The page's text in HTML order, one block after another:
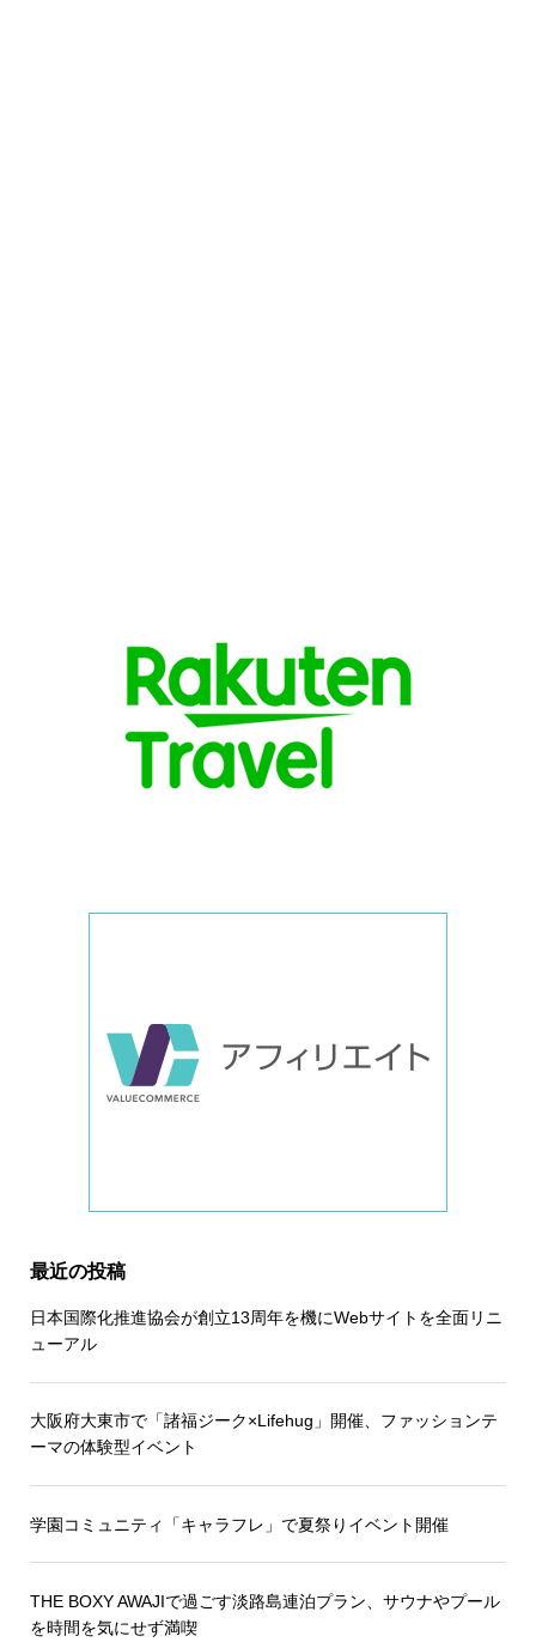
最近の投稿
日本国際化推進協会が創立13周年を機にWebサイトを全面リニ
ューアル
大阪府大東市で「諸福ジーク×Lifehug」開催、ファッションテ
ーマの体験型イベント
学園コミュニティ「キャラフレ」で夏祭りイベント開催
THE BOXY AWAJIで過ごす淡路島連泊プラン、サウナやプール
を時間を気にせず満喫